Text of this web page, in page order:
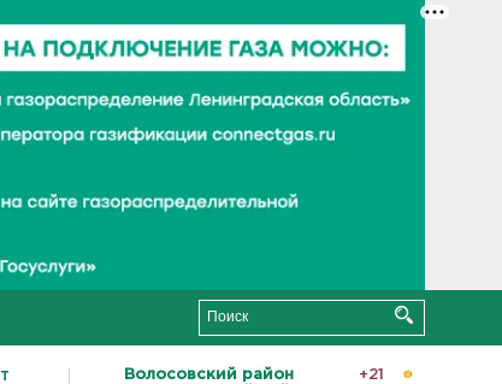
Волосовский район
+21